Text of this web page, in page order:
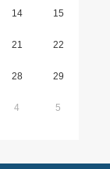
14 15
21 22
28 29
4 5